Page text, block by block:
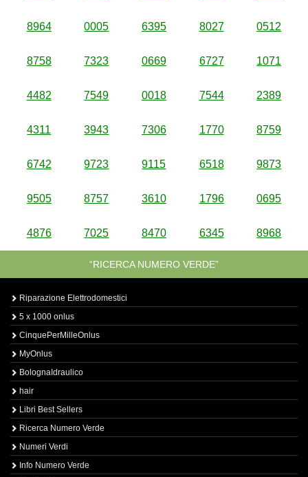
8964 0005 6395 8027 0512
8758 7323 0669 6727 1071
4482 7549 0018 7544 2389
4311 3943 7306 1770 8759
6742 9723 9115 6518 9873
9505 8757 3610 1796 0695
4876 7025 8470 6345 8968
“RICERCA NUMERO VERDE”
Riparazione Elettrodomestici
5 x 1000 onlus
CinquePerMilleOnlus
MyOnlus
BolognaIdraulico
hair
Libri Best Sellers
Ricerca Numero Verde
Numeri Verdi
Info Numero Verde